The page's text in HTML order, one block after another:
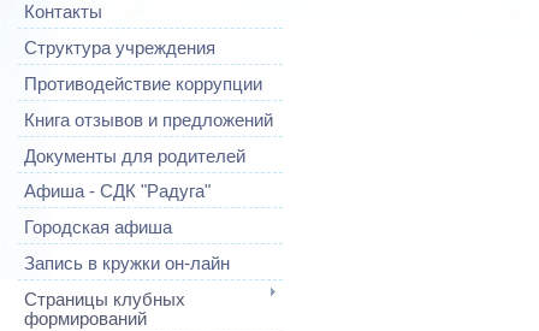
Контакты
Структура учреждения
Противодействие коррупции
Книга отзывов и предложений
Документы для родителей
Афиша - СДК "Радуга"
Городская афиша
Запись в кружки он-лайн
Страницы клубных
формирований